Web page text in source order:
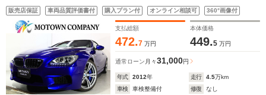
クローズドア アダプティブLEDヘッドライト 純正HDDナ
ビ 地デジ 白革 トップビューカメラ 純正20インチAW
販売店保証 車両品質評価書付 購入プラン付 オンライン相談可 360°画像付
支払総額
472.7 万円
本体価格
449.5 万円
通常ローン 月々31,000円
年式 2012年 走行 4.5万km
車検
車検整備付 修復
なし